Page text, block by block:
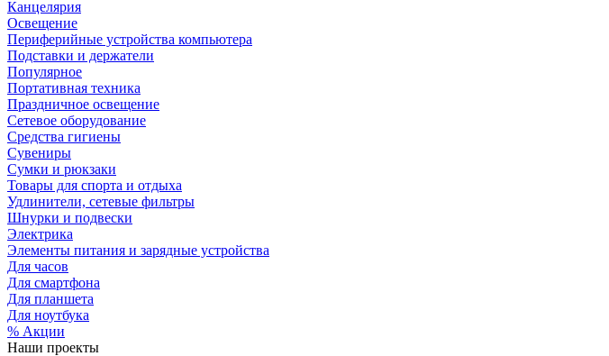
Канцелярия
Освещение
Периферийные устройства компьютера
Подставки и держатели
Популярное
Портативная техника
Праздничное освещение
Сетевое оборудование
Средства гигиены
Сувениры
Сумки и рюкзаки
Товары для спорта и отдыха
Удлинители, сетевые фильтры
Шнурки и подвески
Электрика
Элементы питания и зарядные устройства
Для часов
Для смартфона
Для планшета
Для ноутбука
% Акции
Наши проекты